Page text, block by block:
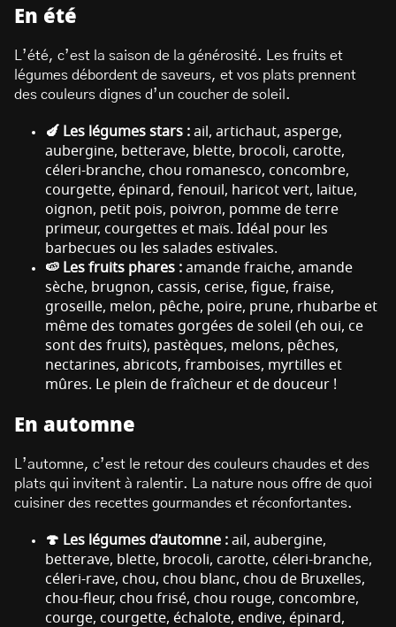
En été
L’été, c’est la saison de la générosité. Les fruits et
légumes débordent de saveurs, et vos plats prennent
des couleurs dignes d’un coucher de soleil.
🍆 Les légumes stars : ail, artichaut, asperge,
aubergine, betterave, blette, brocoli, carotte,
céleri-branche, chou romanesco, concombre,
courgette, épinard, fenouil, haricot vert, laitue,
oignon, petit pois, poivron, pomme de terre
primeur, courgettes et maïs. Idéal pour les
barbecues ou les salades estivales.
🍉 Les fruits phares : amande fraiche, amande
sèche, brugnon, cassis, cerise, figue, fraise,
groseille, melon, pêche, poire, prune, rhubarbe et
même des tomates gorgées de soleil (eh oui, ce
sont des fruits), pastèques, melons, pêches,
nectarines, abricots, framboises, myrtilles et
mûres. Le plein de fraîcheur et de douceur !
En automne
L’automne, c’est le retour des couleurs chaudes et des
plats qui invitent à ralentir. La nature nous offre de quoi
cuisiner des recettes gourmandes et réconfortantes.
🍄 Les légumes d’automne : ail, aubergine,
betterave, blette, brocoli, carotte, céleri-branche,
céleri-rave, chou, chou blanc, chou de Bruxelles,
chou-fleur, chou frisé, chou rouge, concombre,
courge, courgette, échalote, endive, épinard,